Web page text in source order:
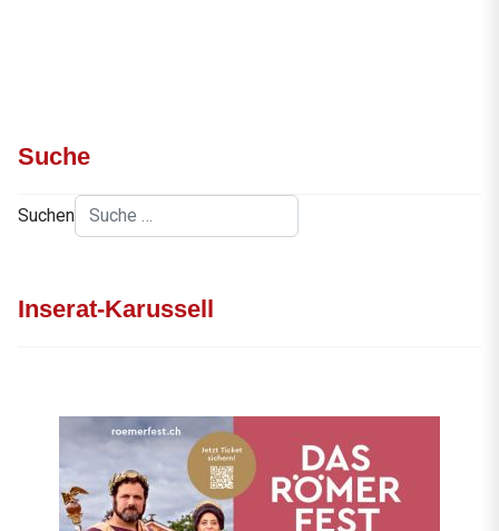
Suche
Suchen
Inserat-Karussell